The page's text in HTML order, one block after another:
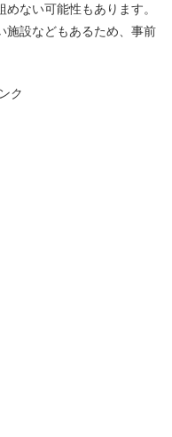
ない可能性もあります。
施設などもあるため、事前
ク